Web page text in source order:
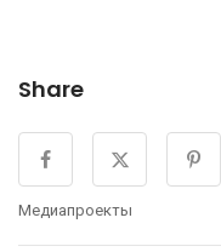
Share
Медиапроекты